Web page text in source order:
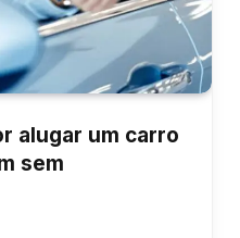
alugar um carro
sem